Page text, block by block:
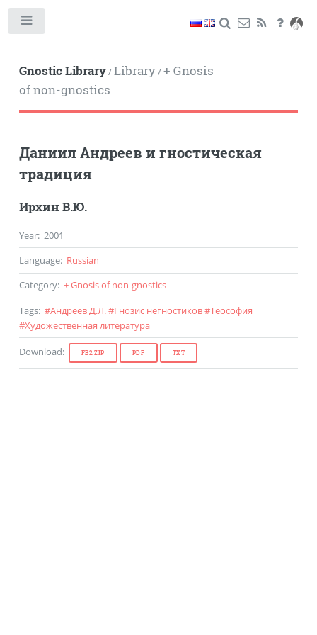
Gnostic Library/Library/+ Gnosis
of non-gnostics
Даниил Андреев и гностическая
традиция
Ирхин В.Ю.
Year: 2001
Language: Russian
Category: + Gnosis of non-gnostics
Tags: #Андреев Д.Л.#Гнозис негностиков#Теософия
#Художественная литература
Download: FB2.ZIP PDF TXT